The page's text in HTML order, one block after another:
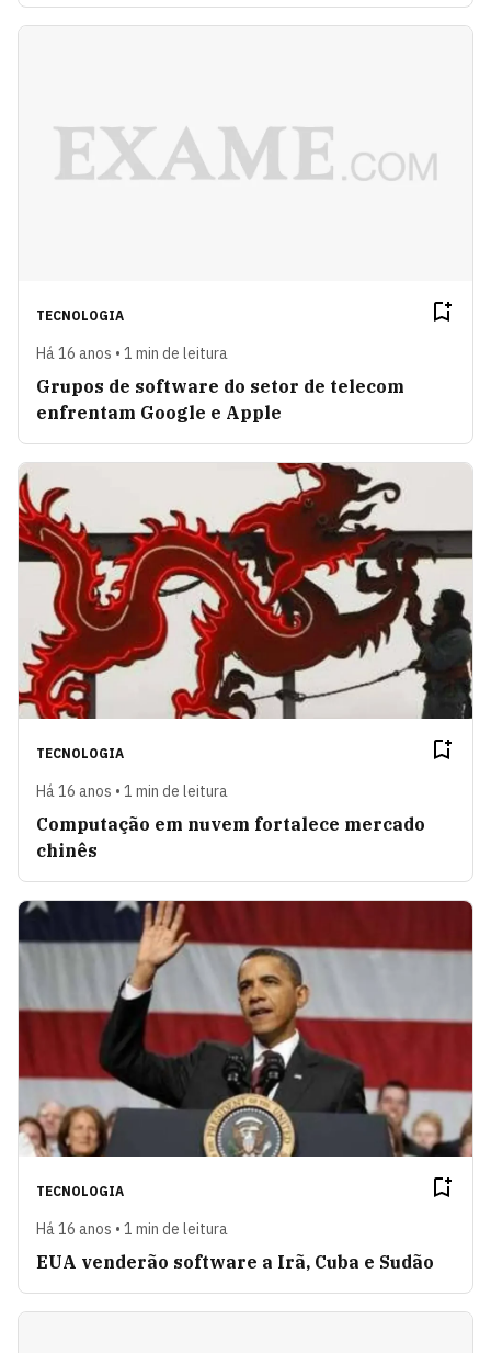
TECNOLOGIA
Há 16 anos • 1 min de leitura
Grupos de software do setor de telecom
enfrentam Google e Apple
TECNOLOGIA
Há 16 anos • 1 min de leitura
Computação em nuvem fortalece mercado
chinês
TECNOLOGIA
Há 16 anos • 1 min de leitura
EUA venderão software a Irã, Cuba e Sudão